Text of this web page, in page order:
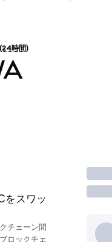
(24時間)
をスワッ
チェーン間
ロックチェ
取